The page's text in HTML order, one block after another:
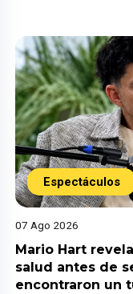
Espectáculos
07 Ago 2026
Mario Hart
salud antes de
encontraron un